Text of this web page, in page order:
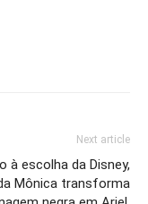
Next article
à escolha da Disney,
Mônica transforma